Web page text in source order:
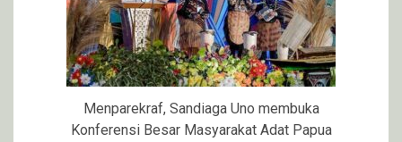
Menparekraf, Sandiaga Uno membuka
Konferensi Besar Masyarakat Adat Papua